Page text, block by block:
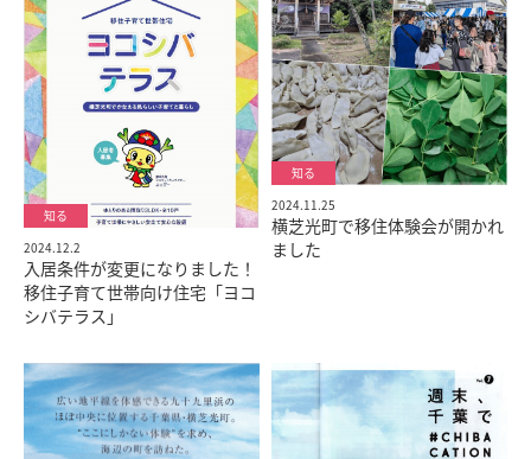
2024.12.2
入居条件が変更になりました！
移住子育て世帯向け住宅「ヨコ
シバテラス」
2024.11.25
横芝光町で移住体験会が開かれ
ました